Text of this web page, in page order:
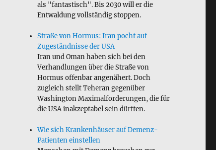
als "fantastisch". Bis 2030 will er die
Entwaldung vollständig stoppen.
Straße von Hormus: Iran pocht auf
Zugeständnisse der USA
Iran und Oman haben sich bei den
Verhandlungen über die Straße von
Hormus offenbar angenähert. Doch
zugleich stellt Teheran gegenüber
Washington Maximalforderungen, die für
die USA inakzeptabel sein dürften.
Wie sich Krankenhäuser auf Demenz-
Patienten einstellen